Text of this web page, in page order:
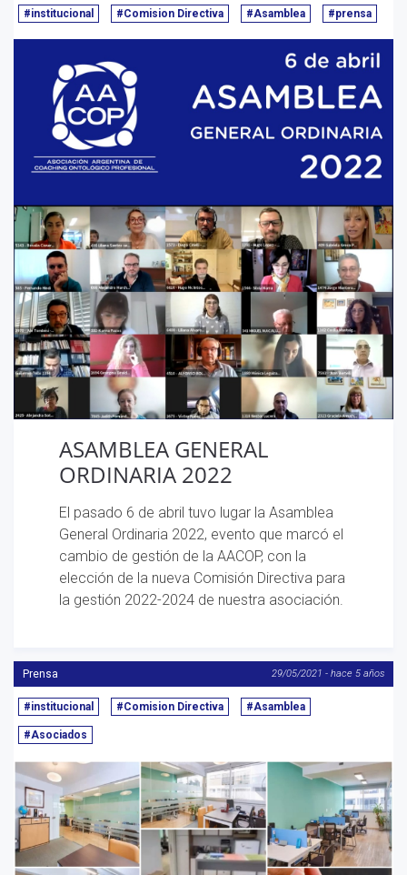
#institucional #Comision Directiva #Asamblea #prensa
ASAMBLEA GENERAL
ORDINARIA 2022
El pasado 6 de abril tuvo lugar la Asamblea
General Ordinaria 2022, evento que marcó el
cambio de gestión de la AACOP, con la
elección de la nueva Comisión Directiva para
la gestión 2022-2024 de nuestra asociación.
Prensa 29/05/2021 - hace 5 años
#institucional #Comision Directiva #Asamblea
#Asociados